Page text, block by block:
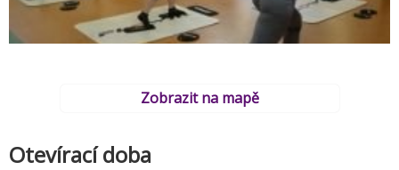
Zobrazit na mapě
Otevírací doba